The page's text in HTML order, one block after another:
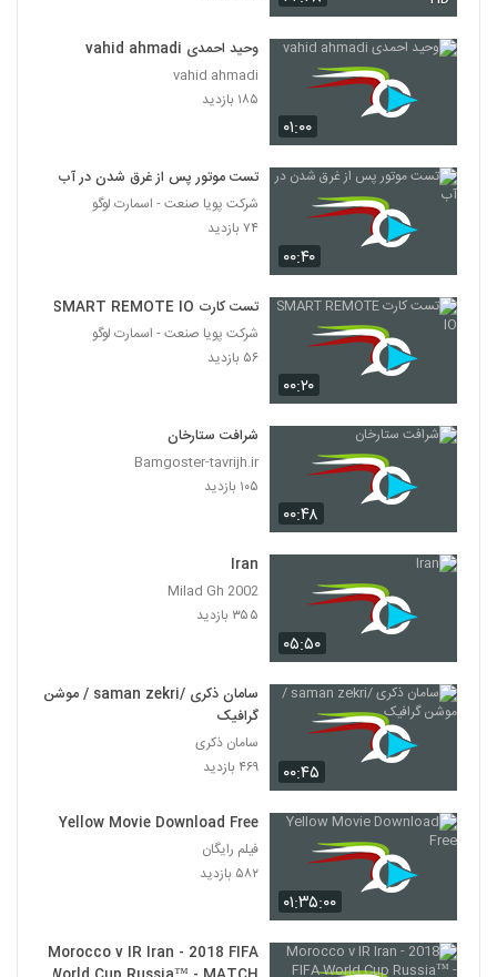
۰۱:۰۰
وحید احمدی vahid ahmadi
vahid ahmadi
۱۸۵ بازدید
۰۰:۴۰
تست موتور پس از غرق شدن در آب
شرکت پویا صنعت - اسمارت لوگو
۷۴ بازدید
۰۰:۲۰
تست کارت SMART REMOTE IO
شرکت پویا صنعت - اسمارت لوگو
۵۶ بازدید
۰۰:۴۸
شرافت ستارخان
Bamgoster-tavrijh.ir
۱۰۵ بازدید
۰۵:۵۰
Iran
Milad Gh 2002
۳۵۵ بازدید
۰۰:۴۵
سامان ذکری /saman zekri / موشن
گرافیک
سامان ذکری
۴۶۹ بازدید
۰۱:۳۵:۰۰
Yellow Movie Download Free
فیلم رایگان
۵۸۲ بازدید
Morocco v IR Iran - 2018 FIFA